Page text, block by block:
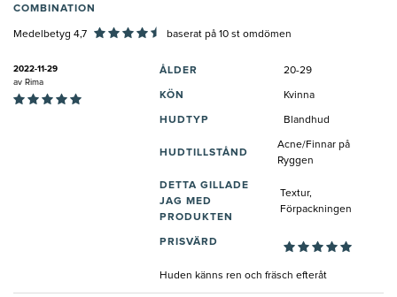
COMBINATION
Medelbetyg 4,7 baserat på 10 st omdömen
2022-11-29
av Rima
ÅLDER 20-29
KÖN Kvinna
HUDTYP Blandhud
HUDTILLSTÅND
Acne/Finnar på
Ryggen
DETTA GILLADE
JAG MED
PRODUKTEN
Textur,
Förpackningen
PRISVÄRD
Huden känns ren och fräsch efteråt